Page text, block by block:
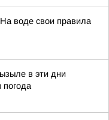
воде свои правила
в эти дни
погода